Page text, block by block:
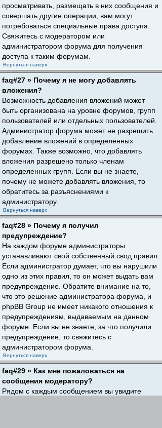
просматривать, размещать в них сообщения и
совершать другие операции, вам могут
потребоваться специальные права доступа.
Свяжитесь с модератором или
администратором форума для получения
доступа к таким форумам.
Вернуться наверх
faq#27 » Почему я не могу добавлять
вложения?
Возможность добавления вложений может
быть организована на уровне форумов, групп
пользователей или отдельных пользователей.
Администратор форума может не разрешить
добавление вложений в определенных
форумах. Также возможно, что добавлять
вложения разрешено только членам
определенных групп. Если вы не знаете,
почему не можете добавлять вложения, то
обратитесь за разъяснениями к
администратору.
Вернуться наверх
faq#28 » Почему я получил
предупреждение?
На каждом форуме администраторы
устанавливают свой собственный свод правил.
Если администратор думает, что вы нарушили
одно из этих правил, то он может выдать вам
предупреждение. Обратите внимание на то,
что это решение администратора форума, и
phpBB Group не имеет никакого отношения к
предупреждениям, выдаваемым на данном
форуме. Если вы не знаете, за что получили
предупреждение, то свяжитесь с
администратором форума.
Вернуться наверх
faq#29 » Как мне пожаловаться на
сообщения модератору?
Рядом с каждым сообщением вы увидите